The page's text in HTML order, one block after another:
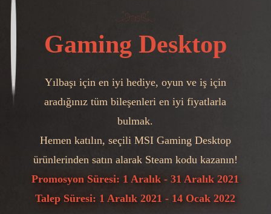
Gaming Desktop
Yılbaşı için en iyi hediye, oyun ve iş için
aradığınız tüm bileşenleri en iyi fiyatlarla
bulmak.
Hemen katılın, seçili MSI Gaming Desktop
ürünlerinden satın alarak Steam kodu kazanın!
Promosyon Süresi: 1 Aralık - 31 Aralık 2021
Talep Süresi: 1 Aralık 2021 - 14 Ocak 2022